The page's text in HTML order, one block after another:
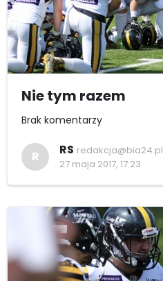
Nie tym razem
Brak komentarzy
R RS redakcja@bia24.pl
27 maja 2017, 17:23